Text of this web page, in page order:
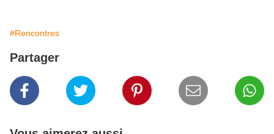
#Rencontres
Partager